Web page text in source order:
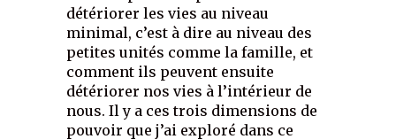
détériorer les vies au niveau
minimal, c’est à dire au niveau des
petites unités comme la famille, et
comment ils peuvent ensuite
détériorer nos vies à l’intérieur de
nous. Il y a ces trois dimensions de
pouvoir que j’ai exploré dans ce